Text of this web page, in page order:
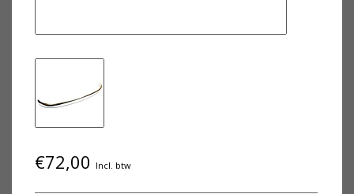
€72,00 Incl. btw